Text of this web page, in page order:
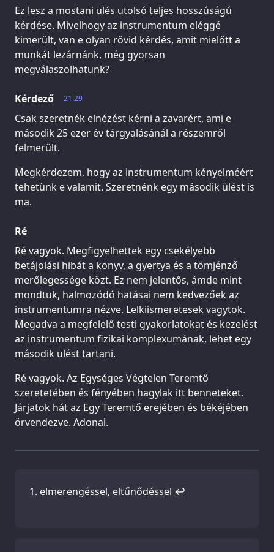
Ez lesz a mostani ülés utolsó teljes hosszúságú
kérdése. Mivelhogy az instrumentum eléggé
kimerült, van e olyan rövid kérdés, amit mielőtt a
munkát lezárnánk, még gyorsan
megválaszolhatunk?
21.29
Kérdező
Csak szeretnék elnézést kérni a zavarért, ami e
második 25 ezer év tárgyalásánál a részemről
felmerült.
Megkérdezem, hogy az instrumentum kényelméért
tehetünk e valamit. Szeretnénk egy második ülést is
ma.
Ré
Ré vagyok. Megfigyelhettek egy csekélyebb
betájolási hibát a könyv, a gyertya és a tömjénző
merőlegessége közt. Ez nem jelentős, ámde mint
mondtuk, halmozódó hatásai nem kedvezőek az
instrumentumra nézve. Lelkiismeretesek vagytok.
Megadva a megfelelő testi gyakorlatokat és kezelést
az instrumentum fizikai komplexumának, lehet egy
második ülést tartani.
Ré vagyok. Az Egységes Végtelen Teremtő
szeretetében és fényében hagylak itt benneteket.
Járjatok hát az Egy Teremtő erejében és békéjében
örvendezve. Adonai.
elmerengéssel, eltűnődéssel ↩